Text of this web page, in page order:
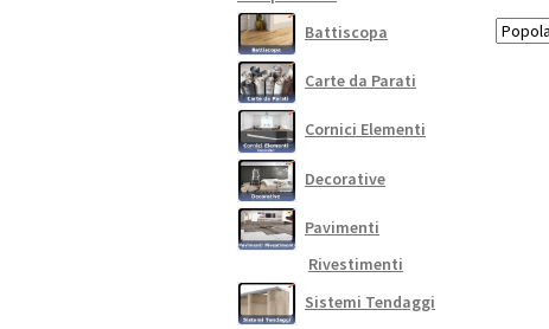
Battiscopa
Carte da Parati
Cornici Elementi
Decorative
Pavimenti
Rivestimenti
Sistemi Tendaggi